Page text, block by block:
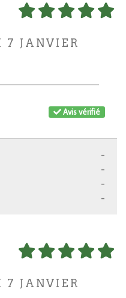
7 JANVIER
Avis vérifié
-
-
-
-
7 JANVIER